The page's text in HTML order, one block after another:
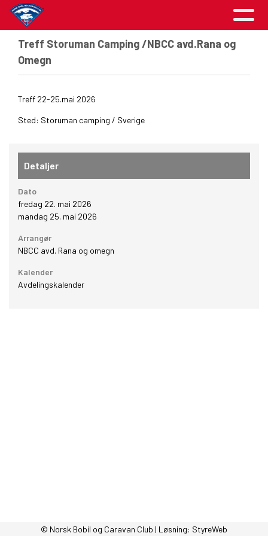
Treff Storuman Camping /NBCC avd.Rana og
Omegn
Treff 22-25.mai 2026
Sted: Storuman camping / Sverige
Detaljer
Dato
fredag 22. mai 2026
mandag 25. mai 2026
Arrangør
NBCC avd. Rana og omegn
Kalender
Avdelingskalender
© Norsk Bobil og Caravan Club | Løsning: StyreWeb